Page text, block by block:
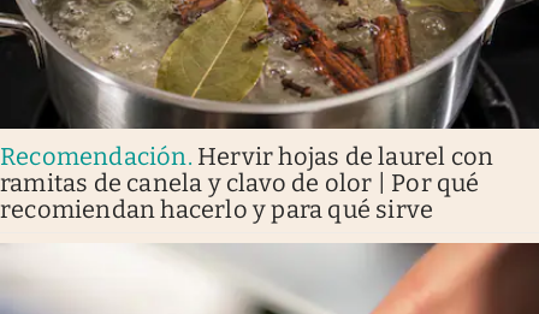
Recomendación. Hervir hojas de laurel con
ramitas de canela y clavo de olor | Por qué
recomiendan hacerlo y para qué sirve